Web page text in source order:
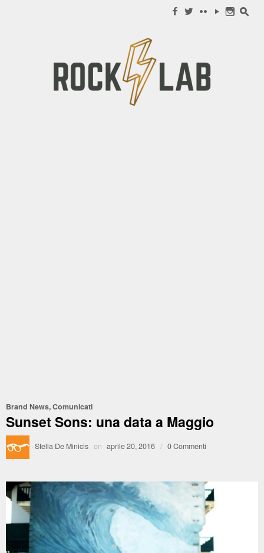
f w c y n s
Brand News,Comunicati
Sunset Sons: una data a Maggio
·Stella De Minicis on aprile 20, 2016 / 0 Commenti